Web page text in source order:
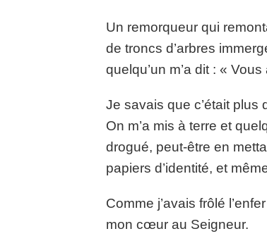
Un remorqueur qui
de troncs d’arbres
quelqu’un m’a dit : «
Je savais que c’était plus
On m’a mis à terre et
drogué, peut-être en
papiers d’identité, et
Comme j’avais frôlé
mon cœur au Seigneur.